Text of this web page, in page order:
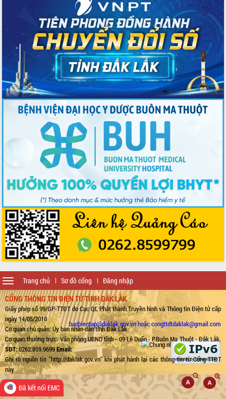
Trang chủ Sơ đồ cổng Đăng nhập
Toggle
navigation
CỔNG THÔNG TIN ĐIỆN TỬ TỈNH ĐẮK LẮK
Giấy phép số 99/GP-TTĐT do Cục QL Phát thanh Truyền hình và Thông tin Điện tử cấp
ngày 14/05/2010
Cơ quan chủ quản: Ủy ban nhân dân tỉnh Đắk Lắk
Cơ quan thường trực: Văn phòng UBND tỉnh - 09 Lê Duẩn - P.Buôn Ma Thuột - Đắk Lắk.
SĐT:0262.859.9699Email:
banbientap@daklak.gov.vn hoặc congttdtdaklak@gmail.com
Ghi rõ nguồn tin "http://daklak.gov.vn" khi phát hành lại các thông tin từ Cổng TTĐT
này
Đã kết nối EMC